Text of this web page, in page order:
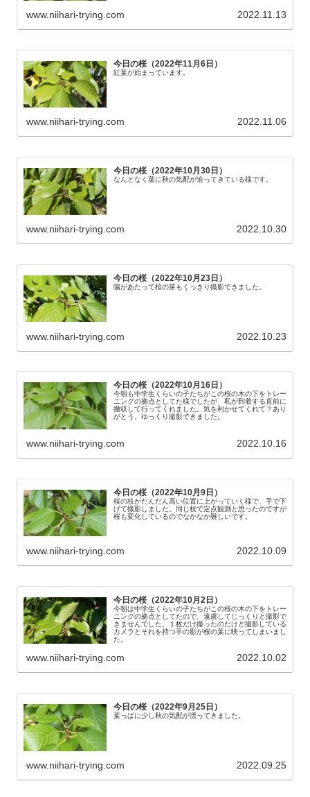
www.niihari-trying.com 2022.11.13
今日の桜（2022年11月6日）
紅葉が始まっています。
www.niihari-trying.com 2022.11.06
今日の桜（2022年10月30日）
なんとなく葉に秋の気配が迫ってきている様です。
www.niihari-trying.com 2022.10.30
今日の桜（2022年10月23日）
陽があたって桜の芽もくっきり撮影できました。
www.niihari-trying.com 2022.10.23
今日の桜（2022年10月16日）
今朝も中学生くらいの子たちがこの桜の木の下をトレー
ニングの拠点としてた様でしたが、私が到着する直前に
撤収して行ってくれました。気を利かせてくれて？あり
がとう。ゆっくり撮影できました。
www.niihari-trying.com 2022.10.16
今日の桜（2022年10月9日）
桜の枝がだんだん高い位置に上がっていく様で、手で下
げて撮影しました。同じ枝で定点観測と思ったのですが
桜も変化しているのでなかなか難しいです。
www.niihari-trying.com 2022.10.09
今日の桜（2022年10月2日）
今朝は中学生くらいの子たちがこの桜の木の下をトレー
ニングの拠点としてたので、遠慮してじっくりと撮影で
きませんでした。１枚だけ撮ったのだけど撮影している
カメラとそれを持つ手の影が桜の葉に映ってしまいまし
た。
www.niihari-trying.com 2022.10.02
今日の桜（2022年9月25日）
葉っぱに少し秋の気配が漂ってきました。
www.niihari-trying.com 2022.09.25